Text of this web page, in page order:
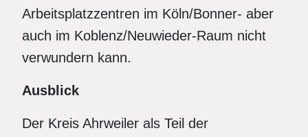
Arbeitsplatzzentren im Köln/Bonner- aber
auch im Koblenz/Neuwieder-Raum nicht
verwundern kann.
Ausblick
Der Kreis Ahrweiler als Teil der